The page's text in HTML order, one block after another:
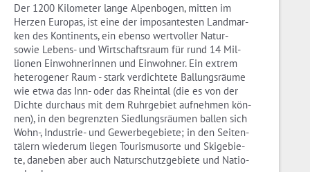
Der 1200 Ki­lo­me­ter lange Al­pen­bo­gen, mit­ten im
Her­zen Eu­ro­pas, ist eine der im­po­san­tes­ten Land­mar­
ken des Kon­ti­nents, ein eben­so wert­vol­ler Na­tur-
sowie Le­bens- und Wirt­schafts­raum für rund 14 Mil­
lio­nen Ein­woh­ne­rin­nen und Ein­woh­ner. Ein ex­trem
he­te­ro­ge­ner Raum - stark ver­dich­te­te Bal­lungs­räu­me
wie etwa das Inn- oder das Rhein­tal (die es von der
Dich­te durch­aus mit dem Ruhr­ge­biet auf­neh­men kön­
nen), in den be­grenz­ten Sied­lungs­räu­men bal­len sich
Wohn-, In­dus­trie- und Ge­wer­be­ge­bie­te; in den Sei­ten­
tä­lern wie­der­um lie­gen Tou­ris­mus­or­te und Ski­ge­bie­
te, da­ne­ben aber auch Na­tur­schutz­ge­bie­te und Na­tio­